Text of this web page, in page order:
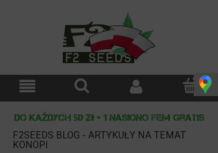
F2SEEDS BLOG - ARTYKUŁY NA TEMAT
KONOPI